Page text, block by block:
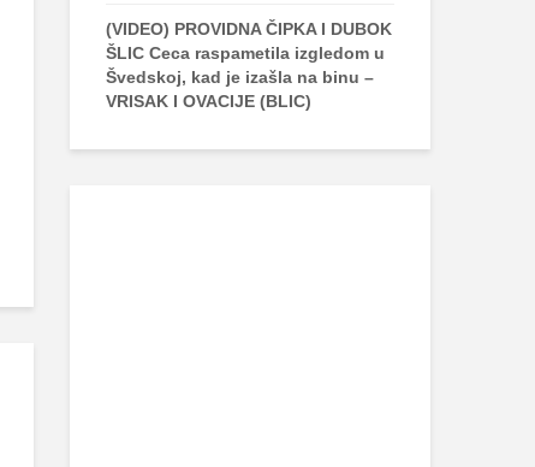
(VIDEO) PROVIDNA ČIPKA I DUBOK
ŠLIC Ceca raspametila izgledom u
Švedskoj, kad je izašla na binu –
VRISAK I OVACIJE (BLIC)